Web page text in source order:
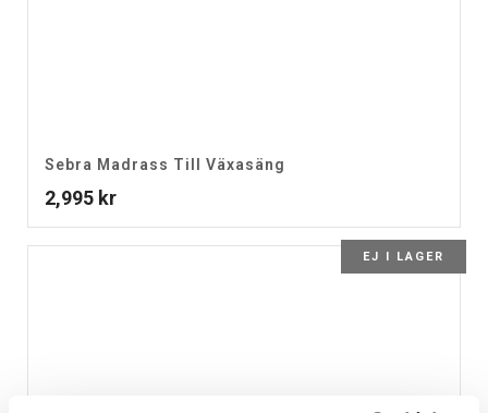
Sebra Madrass Till Växasäng
2,995 kr
EJ I LAGER